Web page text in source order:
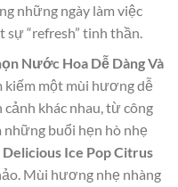
những ngày làm việc
“refresh” tinh thần.
Nước Hoa Dễ Dàng Và
kiếm một mùi hương dễ
khác nhau, từ công
những buổi hẹn hò nhẹ
Ice Pop Citrus
Mùi hương nhẹ nhàng